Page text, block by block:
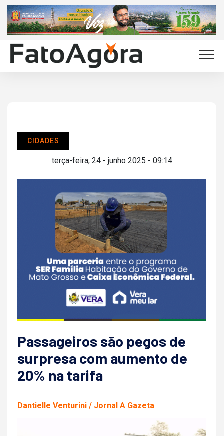
CIDADES
terça-feira, 24 - junho 2025 - 09:14
Passageiros são pegos de
surpresa com aumento de
20% na tarifa
Dantielle Venturini / Jornal A Gazeta